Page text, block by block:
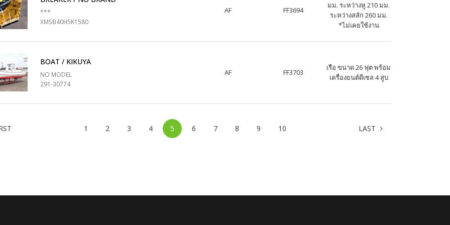
***
XMSB40H5K1580
AF FF3694
มม. ระหว่างหู 210 มม.
ระหว่างสลัก 260 มม.
*ไม่เคยใช้งาน
BOAT / KIKUYA
NO MODEL
291-30774
AF FF3703
เรือ ขนาด 26 ฟุต พร้อม
เครื่องยนต์ดีเซล 4 สูบ
Previous 1 2 3 4 5 6 7 8 9 10 LAST Next